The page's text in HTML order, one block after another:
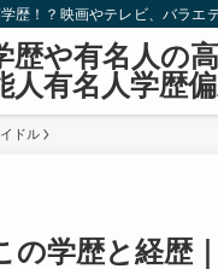
歴！？映画やテレビ、バラエ
歴や有名人の
人有名人学歴
ドル
の学歴と経歴